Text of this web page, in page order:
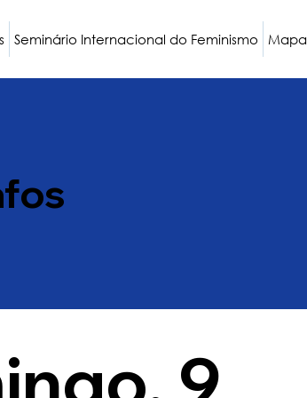
Seminário Internacional do Feminismo Mapa